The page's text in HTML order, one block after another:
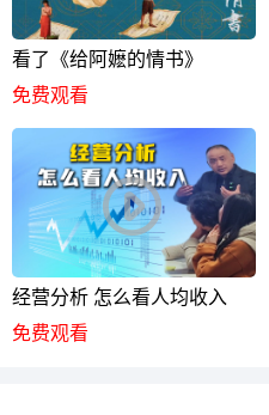
看了《给阿嬷的情书》
免费观看
经营分析 怎么看人均收入
免费观看